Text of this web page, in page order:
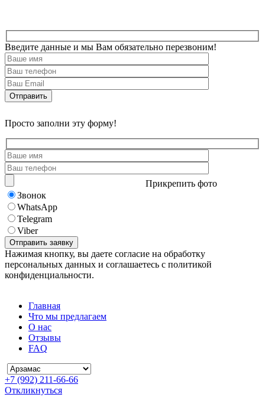
Введите данные и мы Вам обязательно перезвоним!
Просто заполни эту форму!
Прикрепить фото
Звонок
WhatsApp
Telegram
Viber
Нажимая кнопку, вы даете согласие на обработку
персональных данных и соглашаетесь с политикой
конфиденциальности.
Главная
Что мы предлагаем
О нас
Отзывы
FAQ
+7 (992) 211-66-66
Откликнуться